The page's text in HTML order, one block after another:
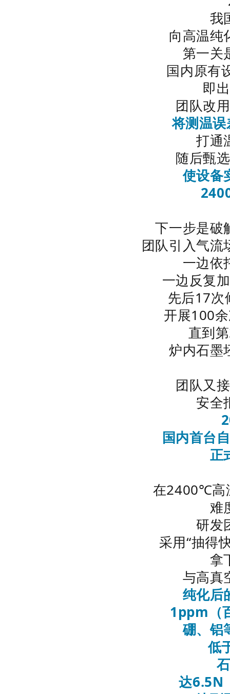
我
向高温纯
第一关
国内原有
即
团队改
将测温
打通
随后甄
使设备
下一步是破
团队引入气流
一边依
一边反复
先后17次
开展100
直到
炉内石墨
团队又
安全
国内首台
正
在2400℃高
难
研发
采用“抽得
拿
与高真
纯化后
1ppm（
硼、铝
低
达6.5N